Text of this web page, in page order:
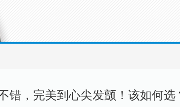
错，完美到心尖发颤！该如何选